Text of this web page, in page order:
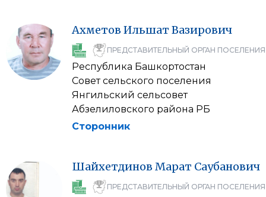
Ахметов Ильшат Вазирович
ПРЕДСТАВИТЕЛЬНЫЙ ОРГАН ПОСЕЛЕНИЯ
Республика Башкортостан
Совет сельского поселения
Янгильский сельсовет
Абзелиловского района РБ
Сторонник
Шайхетдинов Марат Саубанович
ПРЕДСТАВИТЕЛЬНЫЙ ОРГАН ПОСЕЛЕНИЯ